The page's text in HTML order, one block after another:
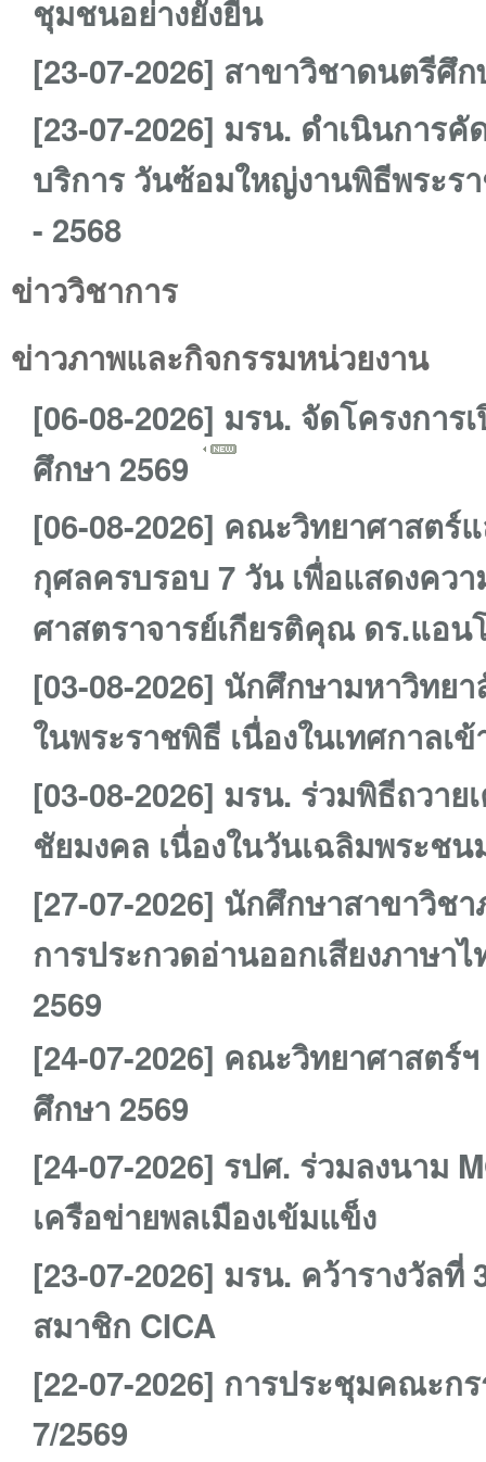
ชุมชนอย่างยั่งยืน
[23-07-2026] สาขาวิชาดนตรีศึ
[23-07-2026] มรน. ดำเนินการ
บริการ วันซ้อมใหญ่งานพิธีพระร
- 2568
ข่าววิชาการ
ข่าวภาพและกิจกรรมหน่วยงาน
[06-08-2026] มรน. จัดโครงกา
ศึกษา 2569
[06-08-2026] คณะวิทยาศาสต
กุศลครบรอบ 7 วัน เพื่อแสดงคว
ศาสตราจารย์เกียรติคุณ ดร.แอ
[03-08-2026] นักศึกษามหาวิทย
ในพระราชพิธี เนื่องในเทศกาลเ
[03-08-2026] มรน. ร่วมพิธีถวา
ชัยมงคล เนื่องในวันเฉลิมพระช
[27-07-2026] นักศึกษาสาขาวิช
การประกวดอ่านออกเสียงภาษา
2569
[24-07-2026] คณะวิทยาศาสตร์
ศึกษา 2569
[24-07-2026] รปศ. ร่วมลงนาม
เครือข่ายพลเมืองเข้มแข็ง
[23-07-2026] มรน. คว้ารางวัล
สมาชิก CICA
[22-07-2026] การประชุมคณะก
7/2569